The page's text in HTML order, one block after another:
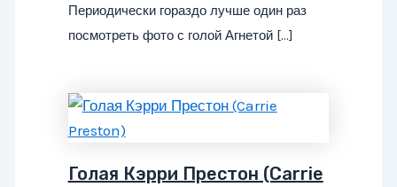
Периодически гораздо лучше один раз
посмотреть фото с голой Агнетой […]
Голая Кэрри Престон (Carrie